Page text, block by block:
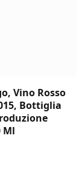
Vino Rosso
Bottiglia
Ml